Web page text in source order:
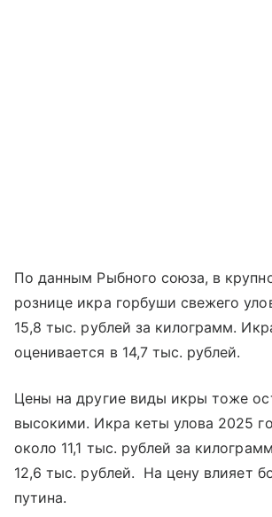
По данным Рыбного союза, в
рознице икра горбуши свежего
15,8 тыс. рублей за килограмм.
оценивается в 14,7 тыс. рублей.
Цены на другие виды икры тоже
высокими. Икра кеты улова 2025
около 11,1 тыс. рублей за
12,6 тыс. рублей. На цену влияет
путина.